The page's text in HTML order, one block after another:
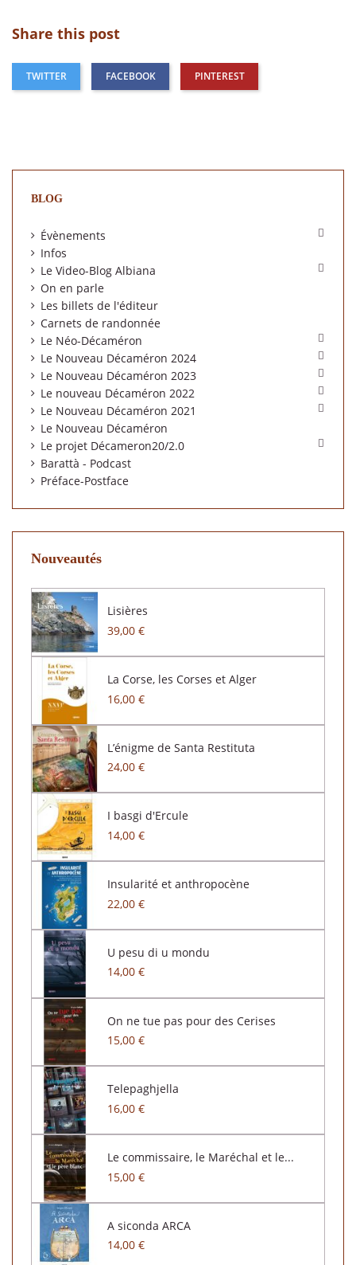
Share this post
TWITTER FACEBOOK PINTEREST
BLOG
Évènements 
Infos
Le Video-Blog Albiana

On en parle
Les billets de l'éditeur
Carnets de randonnée
Le Néo-Décaméron

Le Nouveau Décaméron 2024 
Le Nouveau Décaméron 2023 
Le nouveau Décaméron 2022 
Le Nouveau Décaméron 2021 
Le Nouveau Décaméron
Le projet Décameron20/2.0

Barattà - Podcast
Préface-Postface
Nouveautés
Lisières
39,00 €
La Corse, les Corses et Alger
16,00 €
L’énigme de Santa Restituta
24,00 €
I basgi d'Ercule
14,00 €
Insularité et anthropocène
22,00 €
U pesu di u mondu
14,00 €
On ne tue pas pour des Cerises
15,00 €
Telepaghjella
16,00 €
Le commissaire, le Maréchal et le...
15,00 €
A siconda ARCA
14,00 €